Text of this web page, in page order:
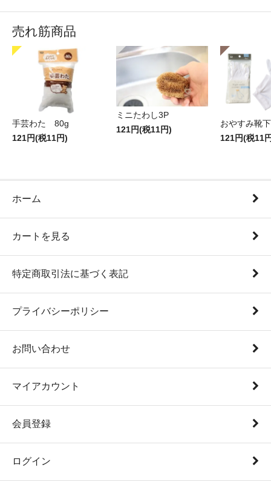
売れ筋商品
手芸わた 80g
121円(税11円)
ミニたわし3P
121円(税11円)
おやすみ靴下
121円(税11
ホーム
カートを見る
特定商取引法に基づく表記
プライバシーポリシー
お問い合わせ
マイアカウント
会員登録
ログイン